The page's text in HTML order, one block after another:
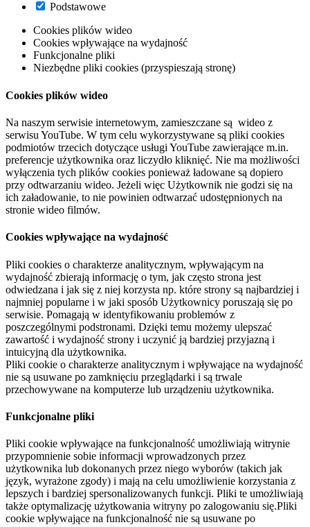
Podstawowe
Cookies plików wideo
Cookies wpływające na wydajność
Funkcjonalne pliki
Niezbędne pliki cookies (przyspieszają stronę)
Cookies plików wideo
Na naszym serwisie internetowym, zamieszczane są wideo z
serwisu YouTube. W tym celu wykorzystywane są pliki cookies
podmiotów trzecich dotyczące usługi YouTube zawierające m.in.
preferencje użytkownika oraz liczydło kliknięć. Nie ma możliwości
wyłączenia tych plików cookies ponieważ ładowane są dopiero
przy odtwarzaniu wideo. Jeżeli więc Użytkownik nie godzi się na
ich załadowanie, to nie powinien odtwarzać udostępnionych na
stronie wideo filmów.
Cookies wpływające na wydajność
Pliki cookies o charakterze analitycznym, wpływającym na
wydajność zbierają informację o tym, jak często strona jest
odwiedzana i jak się z niej korzysta np. które strony są najbardziej i
najmniej popularne i w jaki sposób Użytkownicy poruszają się po
serwisie. Pomagają w identyfikowaniu problemów z
poszczególnymi podstronami. Dzięki temu możemy ulepszać
zawartość i wydajność strony i uczynić ją bardziej przyjazną i
intuicyjną dla użytkownika.
Pliki cookie o charakterze analitycznym i wpływające na wydajność
nie są usuwane po zamknięciu przeglądarki i są trwale
przechowywane na komputerze lub urządzeniu użytkownika.
Funkcjonalne pliki
Pliki cookie wpływające na funkcjonalność umożliwiają witrynie
przypomnienie sobie informacji wprowadzonych przez
użytkownika lub dokonanych przez niego wyborów (takich jak
język, wyrażone zgody) i mają na celu umożliwienie korzystania z
lepszych i bardziej spersonalizowanych funkcji. Pliki te umożliwiają
także optymalizację użytkowania witryny po zalogowaniu się.Pliki
cookie wpływające na funkcjonalność nie są usuwane po